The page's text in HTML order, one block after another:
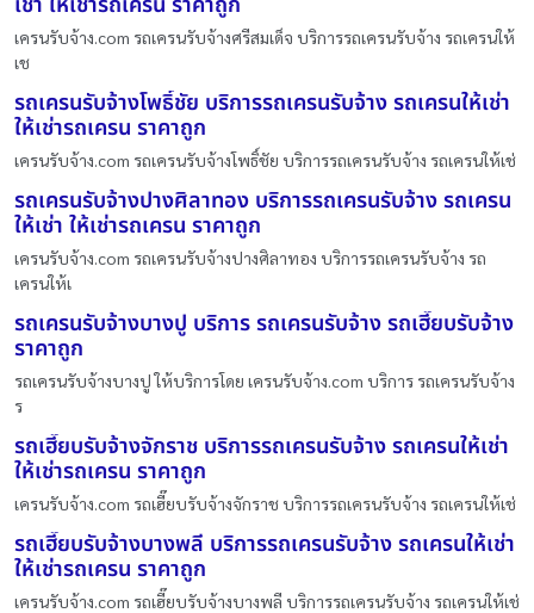
เครนรับจ้าง.com รถเครนรับจ้างศรีสมเด็จ บริการรถเครนรับจ้าง รถเครนให้
เช
รถเครนรับจ้างโพธิ์ชัย บริการรถเครนรับจ้าง รถเครนให้เช่า
ให้เช่ารถเครน ราคาถูก
เครนรับจ้าง.com รถเครนรับจ้างโพธิ์ชัย บริการรถเครนรับจ้าง รถเครนให้เช่
รถเครนรับจ้างปางศิลาทอง บริการรถเครนรับจ้าง รถเครน
ให้เช่า ให้เช่ารถเครน ราคาถูก
เครนรับจ้าง.com รถเครนรับจ้างปางศิลาทอง บริการรถเครนรับจ้าง รถ
เครนให้เ
รถเครนรับจ้างบางปู บริการ รถเครนรับจ้าง รถเฮี๊ยบรับจ้าง
ราคาถูก
รถเครนรับจ้างบางปู ให้บริการโดย เครนรับจ้าง.com บริการ รถเครนรับจ้าง
ร
รถเฮี๊ยบรับจ้างจักราช บริการรถเครนรับจ้าง รถเครนให้เช่า
ให้เช่ารถเครน ราคาถูก
เครนรับจ้าง.com รถเฮี๊ยบรับจ้างจักราช บริการรถเครนรับจ้าง รถเครนให้เช่
รถเฮี๊ยบรับจ้างบางพลี บริการรถเครนรับจ้าง รถเครนให้เช่า
ให้เช่ารถเครน ราคาถูก
เครนรับจ้าง.com รถเฮี๊ยบรับจ้างบางพลี บริการรถเครนรับจ้าง รถเครนให้เช่